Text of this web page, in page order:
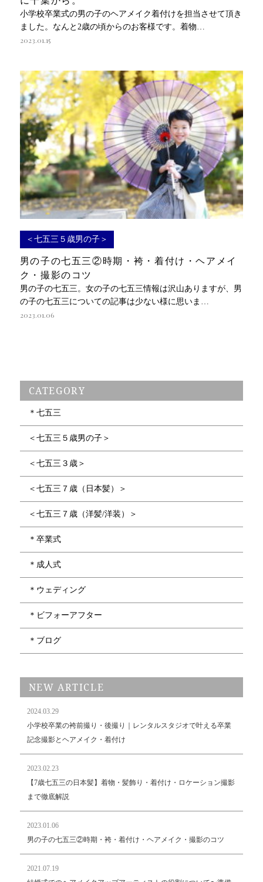
小学校卒業式の男の子のヘアメイク着付けを担当させて頂き
ました。なんと2歳の頃からのお客様です。着物…
2023.01.15
＜七五三５歳男の子＞
男の子の七五三②時期・袴・着付け・ヘアメイ
ク・撮影のコツ
男の子の七五三。女の子の七五三情報は沢山ありますが、男
の子の七五三についての記事は少ない様に思いま…
2023.01.06
CATEGORY
＊七五三
＜七五三５歳男の子＞
＜七五三３歳＞
＜七五三７歳（日本髪）＞
＜七五三７歳（洋髪/洋装）＞
＊卒業式
＊成人式
＊ウェディング
＊ビフォーアフター
＊ブログ
NEW ARTICLE
2024.03.29
小学校卒業の袴前撮り・後撮り｜レンタルスタジオで叶える卒業
記念撮影とヘアメイク・着付け
2023.02.23
【7歳七五三の日本髪】着物・髪飾り・着付け・ロケーション撮影
まで徹底解説
2023.01.06
男の子の七五三②時期・袴・着付け・ヘアメイク・撮影のコツ
2021.07.19